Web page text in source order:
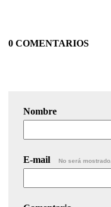
0 COMENTARIOS
Nombre
E-mail No será mostrado.